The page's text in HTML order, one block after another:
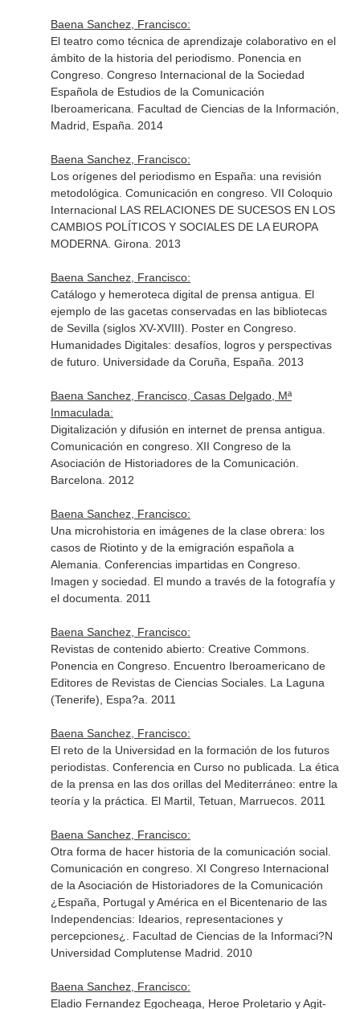
Baena Sanchez, Francisco:
El teatro como técnica de aprendizaje colaborativo en el
ámbito de la historia del periodismo. Ponencia en
Congreso. Congreso Internacional de la Sociedad
Española de Estudios de la Comunicación
Iberoamericana. Facultad de Ciencias de la Información,
Madrid, España. 2014
Baena Sanchez, Francisco:
Los orígenes del periodismo en España: una revisión
metodológica. Comunicación en congreso. VII Coloquio
Internacional LAS RELACIONES DE SUCESOS EN LOS
CAMBIOS POLÍTICOS Y SOCIALES DE LA EUROPA
MODERNA. Girona. 2013
Baena Sanchez, Francisco:
Catálogo y hemeroteca digital de prensa antigua. El
ejemplo de las gacetas conservadas en las bibliotecas
de Sevilla (siglos XV-XVIII). Poster en Congreso.
Humanidades Digitales: desafíos, logros y perspectivas
de futuro. Universidade da Coruña, España. 2013
Baena Sanchez, Francisco, Casas Delgado, Mª
Inmaculada:
Digitalización y difusión en internet de prensa antigua.
Comunicación en congreso. XII Congreso de la
Asociación de Historiadores de la Comunicación.
Barcelona. 2012
Baena Sanchez, Francisco:
Una microhistoria en imágenes de la clase obrera: los
casos de Riotinto y de la emigración española a
Alemania. Conferencias impartidas en Congreso.
Imagen y sociedad. El mundo a través de la fotografía y
el documenta. 2011
Baena Sanchez, Francisco:
Revistas de contenido abierto: Creative Commons.
Ponencia en Congreso. Encuentro Iberoamericano de
Editores de Revistas de Ciencias Sociales. La Laguna
(Tenerife), Espa?a. 2011
Baena Sanchez, Francisco:
El reto de la Universidad en la formación de los futuros
periodistas. Conferencia en Curso no publicada. La ética
de la prensa en las dos orillas del Mediterráneo: entre la
teoría y la práctica. El Martil, Tetuan, Marruecos. 2011
Baena Sanchez, Francisco:
Otra forma de hacer historia de la comunicación social.
Comunicación en congreso. XI Congreso Internacional
de la Asociación de Historiadores de la Comunicación
¿España, Portugal y América en el Bicentenario de las
Independencias: Idearios, representaciones y
percepciones¿. Facultad de Ciencias de la Informaci?N
Universidad Complutense Madrid. 2010
Baena Sanchez, Francisco:
Eladio Fernandez Egocheaga, Heroe Proletario y Agit-